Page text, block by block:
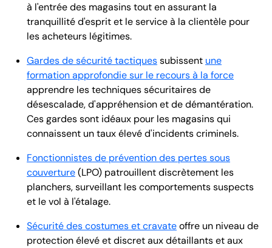
à l'entrée des magasins tout en assurant la
tranquillité d'esprit et le service à la clientèle pour
les acheteurs légitimes.
Gardes de sécurité tactiquessubissent une
formation approfondie sur le recours à la force
apprendre les techniques sécuritaires de
désescalade, d'appréhension et de démantération.
Ces gardes sont idéaux pour les magasins qui
connaissent un taux élevé d'incidents criminels.
Fonctionnistes de prévention des pertes sous
couverture(LPO) patrouillent discrètement les
planchers, surveillant les comportements suspects
et le vol à l'étalage.
Sécurité des costumes et cravateoffre un niveau de
protection élevé et discret aux détaillants et aux